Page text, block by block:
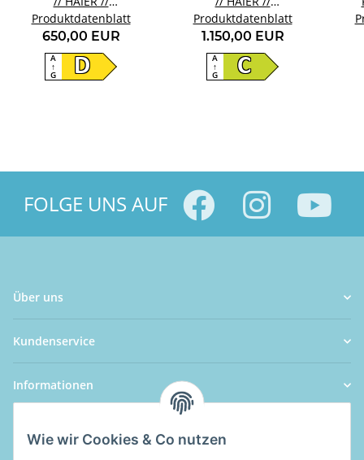
HTW5618DNMG
Produktdatenblatt
650,00 EUR
D
A
↑
G
HSW79F18CIMM
Produktdatenblatt
1.150,00 EUR
C
A
↑
G
FOLGE UNS AUF
Über uns
Kundenservice
Informationen
Wie wir Cookies & Co nutzen